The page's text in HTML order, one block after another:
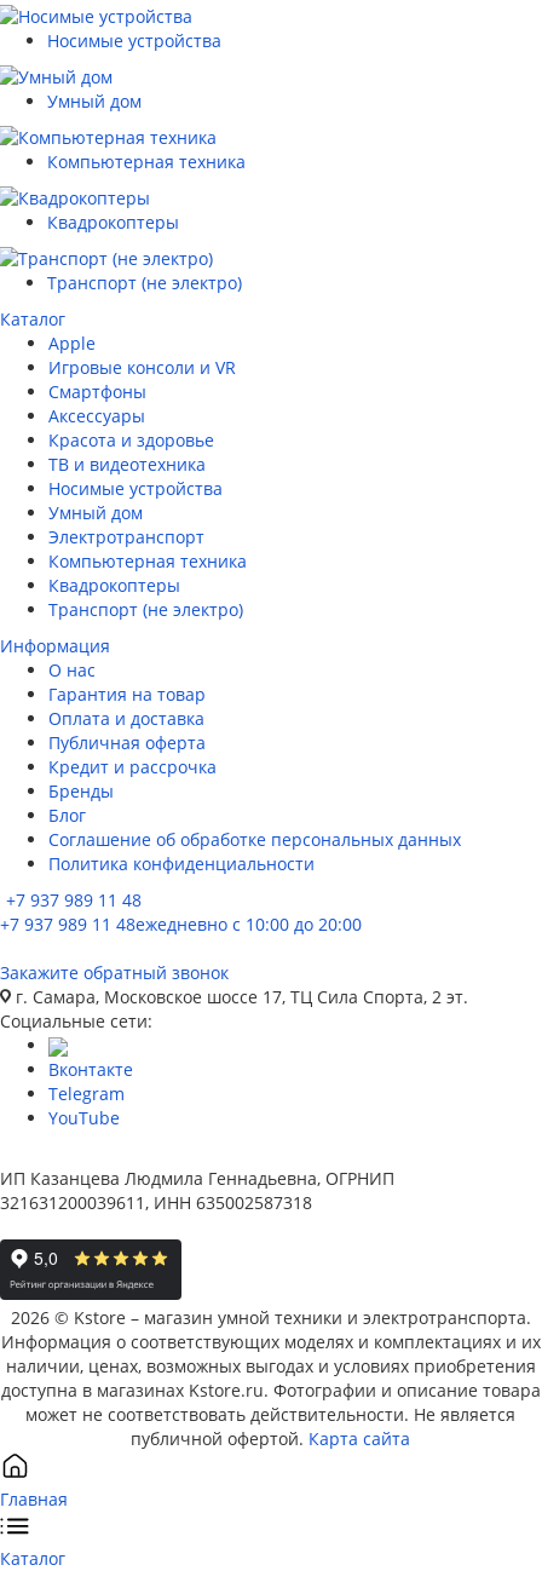
Носимые устройства
Умный дом
Компьютерная техника
Квадрокоптеры
Транспорт (не электро)
Каталог
Apple
Игровые консоли и VR
Смартфоны
Аксессуары
Красота и здоровье
ТВ и видеотехника
Носимые устройства
Умный дом
Электротранспорт
Компьютерная техника
Квадрокоптеры
Транспорт (не электро)
Информация
О нас
Гарантия на товар
Оплата и доставка
Публичная оферта
Кредит и рассрочка
Бренды
Блог
Соглашение об обработке персональных данных
Политика конфиденциальности
+7 937 989 11 48
+7 937 989 11 48ежедневно с 10:00 до 20:00
Закажите обратный звонок
г. Самара, Московское шоссе 17, ТЦ Сила Спорта, 2 эт.
Социальные сети:
Вконтакте
Telegram
YouTube
ИП Казанцева Людмила Геннадьевна, ОГРНИП
321631200039611, ИНН 635002587318
2026 © Kstore – магазин умной техники и электротранспорта.
Информация о соответствующих моделях и комплектациях и их
наличии, ценах, возможных выгодах и условиях приобретения
доступна в магазинах Kstore.ru. Фотографии и описание товара
может не соответствовать действительности. Не является
публичной офертой. Карта сайта
Главная
Каталог